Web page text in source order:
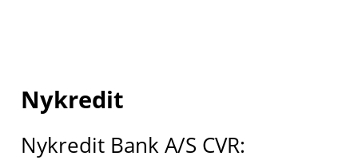
Nykredit
Nykredit Bank A/S CVR: